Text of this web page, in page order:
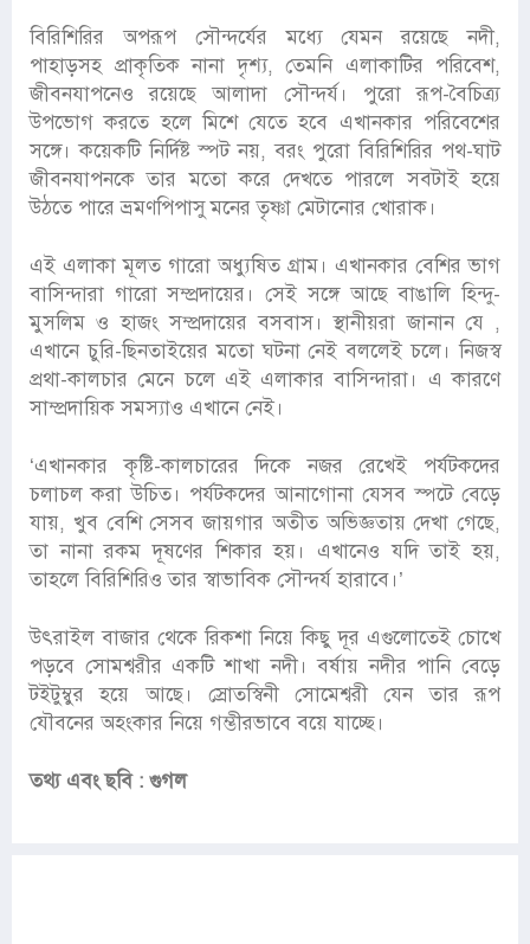
বিরিশিরির অপরূপ সৌন্দর্যের মধ্যে যেমন রয়েছে নদী,
পাহাড়সহ প্রাকৃতিক নানা দৃশ্য, তেমনি এলাকাটির পরিবেশ,
জীবনযাপনেও রয়েছে আলাদা সৌন্দর্য। পুরো রূপ-বৈচিত্র্য
উপভোগ করতে হলে মিশে যেতে হবে এখানকার পরিবেশের
সঙ্গে। কয়েকটি নির্দিষ্ট স্পট নয়, বরং পুরো বিরিশিরির পথ-ঘাট
জীবনযাপনকে তার মতো করে দেখতে পারলে সবটাই হয়ে
উঠতে পারে ভ্রমণপিপাসু মনের তৃষ্ণা মেটানোর খোরাক।
এই এলাকা মূলত গারো অধ্যুষিত গ্রাম। এখানকার বেশির ভাগ
বাসিন্দারা গারো সম্প্রদায়ের। সেই সঙ্গে আছে বাঙালি হিন্দু-
মুসলিম ও হাজং সম্প্রদায়ের বসবাস। স্থানীয়রা জানান যে ,
এখানে চুরি-ছিনতাইয়ের মতো ঘটনা নেই বললেই চলে। নিজস্ব
প্রথা-কালচার মেনে চলে এই এলাকার বাসিন্দারা। এ কারণে
সাম্প্রদায়িক সমস্যাও এখানে নেই।
‘এখানকার কৃষ্টি-কালচারের দিকে নজর রেখেই পর্যটকদের
চলাচল করা উচিত। পর্যটকদের আনাগোনা যেসব স্পটে বেড়ে
যায়, খুব বেশি সেসব জায়গার অতীত অভিজ্ঞতায় দেখা গেছে,
তা নানা রকম দূষণের শিকার হয়। এখানেও যদি তাই হয়,
তাহলে বিরিশিরিও তার স্বাভাবিক সৌন্দর্য হারাবে।’
উৎরাইল বাজার থেকে রিকশা নিয়ে কিছু দূর এগুলোতেই চোখে
পড়বে সোমশ্বরীর একটি শাখা নদী। বর্ষায় নদীর পানি বেড়ে
টইটুম্বুর হয়ে আছে। স্রোতস্বিনী সোমেশ্বরী যেন তার রূপ
যৌবনের অহংকার নিয়ে গম্ভীরভাবে বয়ে যাচ্ছে।
তথ্য এবং ছবি : গুগল